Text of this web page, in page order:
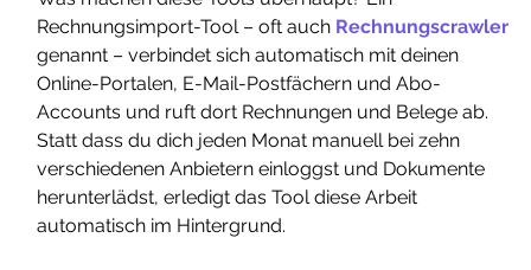
Rechnungsimport-Tool – oft auch Rechnungscrawler
genannt – verbindet sich automatisch mit deinen
Online-Portalen, E-Mail-Postfächern und Abo-
Accounts und ruft dort Rechnungen und Belege ab.
Statt dass du dich jeden Monat manuell bei zehn
verschiedenen Anbietern einloggst und Dokumente
herunterlädst, erledigt das Tool diese Arbeit
automatisch im Hintergrund.